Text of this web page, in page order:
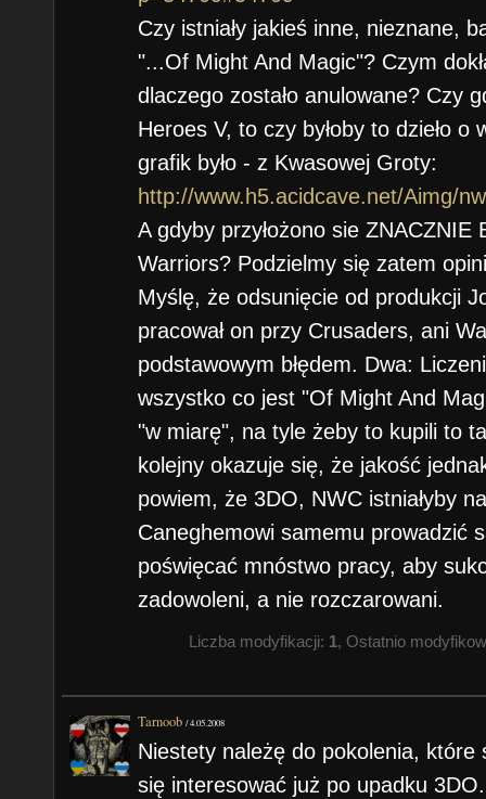
Czy istniały jakieś inne, nieznane,
"...Of Might And Magic"? Czym
dlaczego zostało anulowane? Czy
Heroes V, to czy byłoby to dzieło
grafik było - z Kwasowej Groty:
http://www.h5.acidcave.net/Aimg/
A gdyby przyłożono sie
Warriors? Podzielmy się zatem
Myślę, że odsunięcie od produkcji
pracował on przy Crusaders, ani
podstawowym błędem. Dwa:
wszystko co jest "Of Might And
"w miarę", na tyle żeby to kupili to
kolejny okazuje się, że jakość
powiem, że 3DO, NWC istniałyby
Caneghemowi samemu prowadzić
poświęcać mnóstwo pracy, aby
zadowoleni, a nie rozczarowani.
Liczba modyfikacji: 1, Ostatnio
Tarnoob /4.05.2008
Niestety należę do pokolenia, które
się interesować już po upadku